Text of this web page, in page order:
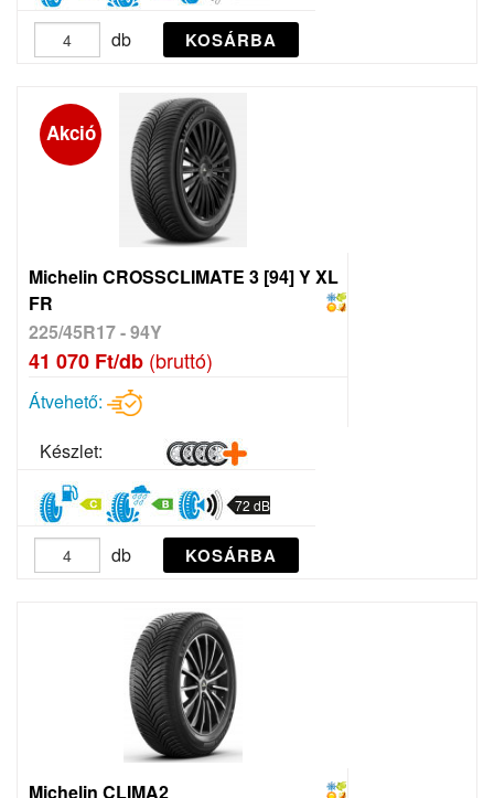
db KOSÁRBA
Akció
Michelin CROSSCLIMATE 3 [94] Y XL
FR
225/45R17 - 94Y
41 070 Ft/db (bruttó)
Átvehető:
Készlet:
72 dB
db KOSÁRBA
Michelin CLIMA2